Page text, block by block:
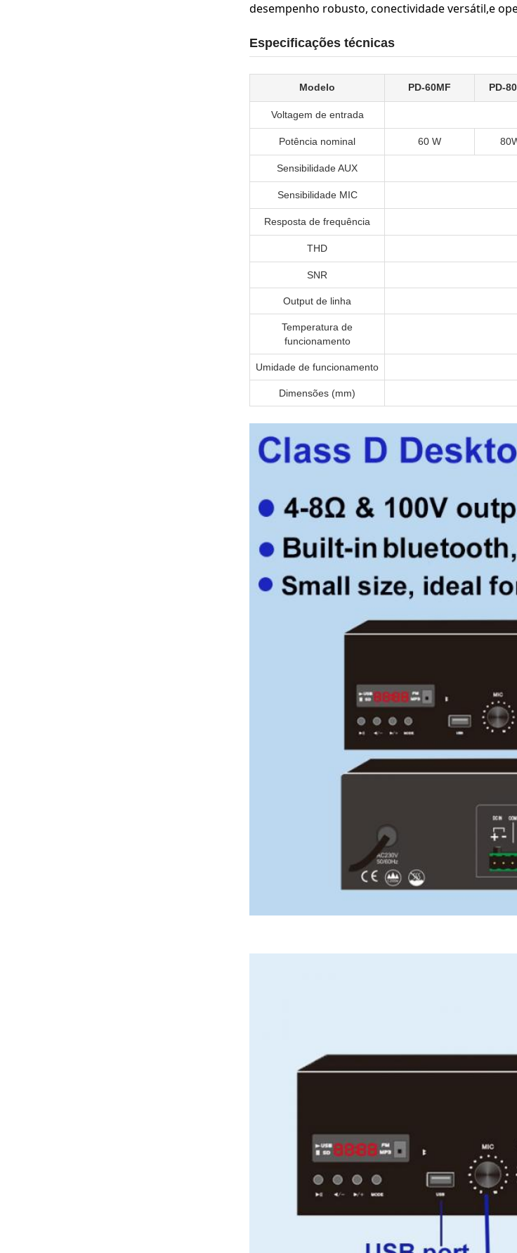
desempenho robusto, conectividade versátil,e
Especificações técnicas
Modelo PD-60MF PD-
Voltagem de entrada
Potência nominal 60 W
Sensibilidade AUX
Sensibilidade MIC
Resposta de frequência
THD
SNR
Output de linha
Temperatura de
funcionamento
Umidade de funcionamento
Dimensões (mm)